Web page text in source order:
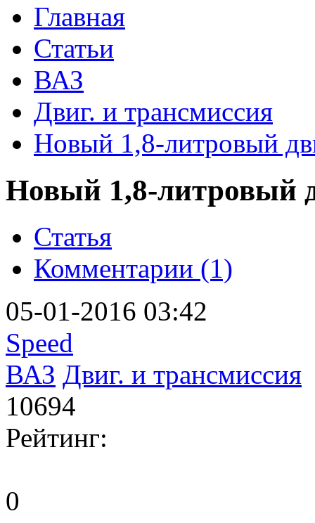
Главная
Статьи
ВАЗ
Двиг. и трансмиссия
Новый 1,8-литровый
Новый 1,8-литровый
Статья
Комментарии (1)
05-01-2016 03:42
Speed
ВАЗ Двиг. и трансмиссия
10694
Рейтинг:
0